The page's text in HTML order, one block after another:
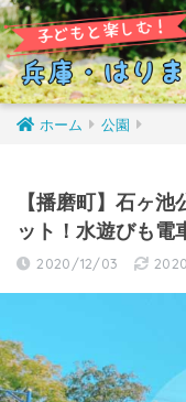
ホーム 公園
【播磨町】石ヶ
ット！水遊びも
2020/12/03